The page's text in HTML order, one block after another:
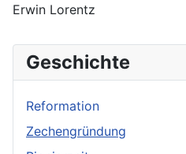
Erwin Lorentz
Geschichte
Reformation
Zechengründung